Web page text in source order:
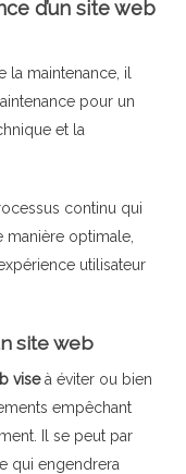
d’un site web
la maintenance, il
pour un
et la
continu qui
manière optimale,
utilisateur
site web
viseà éviter ou bien
empêchant
Il se peut par
qui engendrera